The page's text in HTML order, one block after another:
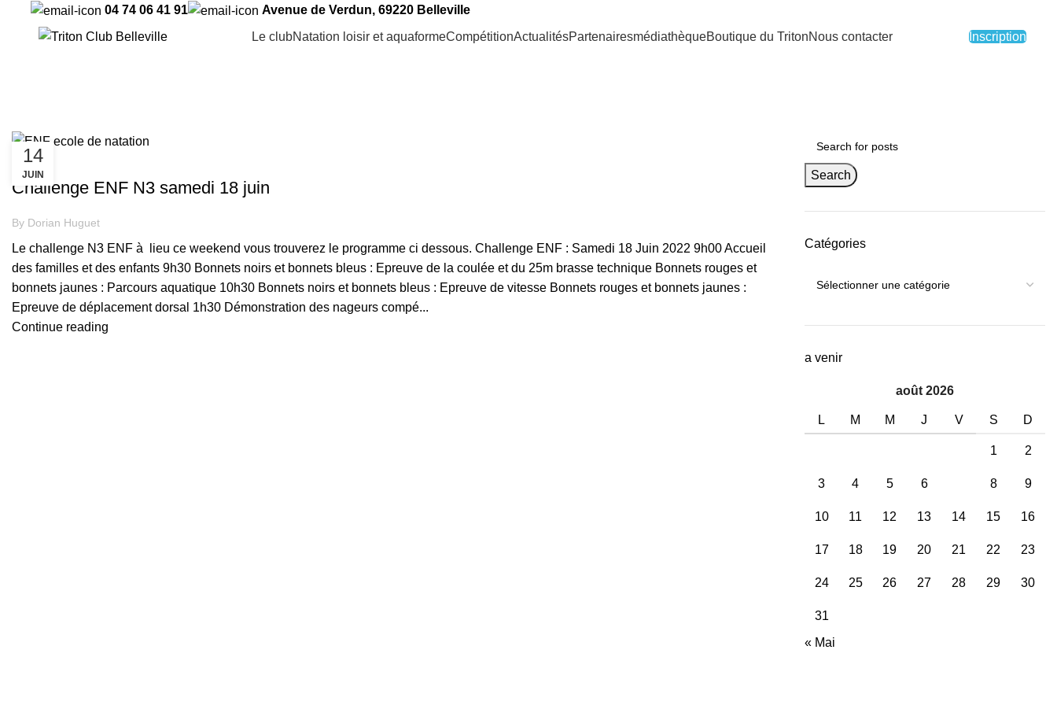
04 74 06 41 91
Avenue de Verdun, 69220 Belleville
Le clubNatation loisir et aquaformeCompétitionActualitésPartenairesmédiathèqueBoutique du TritonNous contacter Inscription
14
JUIN
ENF
Challenge ENF N3 samedi 18 juin
By Dorian Huguet
Le challenge N3 ENF à lieu ce weekend vous trouverez le programme ci dessous. Challenge ENF : Samedi 18 Juin 2022 9h00 Accueil
des familles et des enfants 9h30 Bonnets noirs et bonnets bleus : Epreuve de la coulée et du 25m brasse technique Bonnets rouges et
bonnets jaunes : Parcours aquatique 10h30 Bonnets noirs et bonnets bleus : Epreuve de vitesse Bonnets rouges et bonnets jaunes :
Epreuve de déplacement dorsal 1h30 Démonstration des nageurs compé...
Continue reading
Search
Catégories
a venir
août 2026
L M M J V S D
1 2
3 4 5 6 8 9
10 11 12 13 14 15 16
17 18 19 20 21 22 23
24 25 26 27 28 29 30
31
« Mai